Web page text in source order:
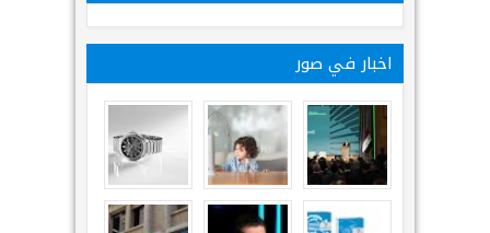
اخبار في صور